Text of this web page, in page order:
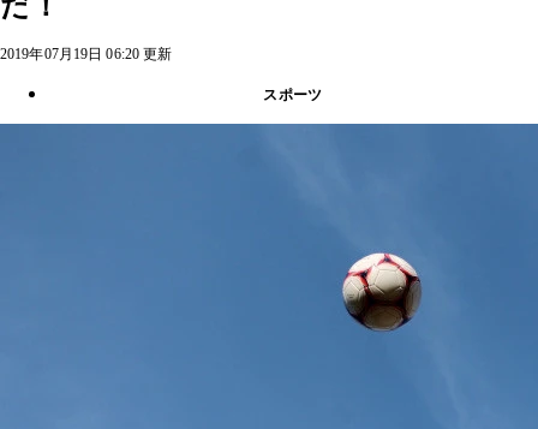
2019年07月19日 06:20 更新
スポーツ